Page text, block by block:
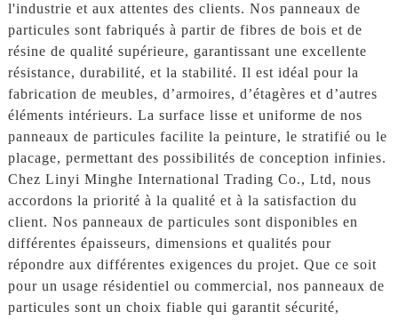
l'industrie et aux attentes des clients. Nos panneaux de
particules sont fabriqués à partir de fibres de bois et de
résine de qualité supérieure, garantissant une excellente
résistance, durabilité, et la stabilité. Il est idéal pour la
fabrication de meubles, d’armoires, d’étagères et d’autres
éléments intérieurs. La surface lisse et uniforme de nos
panneaux de particules facilite la peinture, le stratifié ou le
placage, permettant des possibilités de conception infinies.
Chez Linyi Minghe International Trading Co., Ltd, nous
accordons la priorité à la qualité et à la satisfaction du
client. Nos panneaux de particules sont disponibles en
différentes épaisseurs, dimensions et qualités pour
répondre aux différentes exigences du projet. Que ce soit
pour un usage résidentiel ou commercial, nos panneaux de
particules sont un choix fiable qui garantit sécurité,